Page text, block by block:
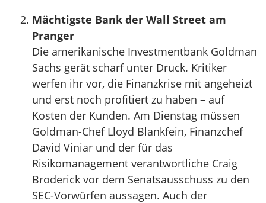
Mächtigste Bank der Wall Street am
Pranger
Die amerikanische Investmentbank Goldman
Sachs gerät scharf unter Druck. Kritiker
werfen ihr vor, die Finanzkrise mit angeheizt
und erst noch profitiert zu haben – auf
Kosten der Kunden. Am Dienstag müssen
Goldman-Chef Lloyd Blankfein, Finanzchef
David Viniar und der für das
Risikomanagement verantwortliche Craig
Broderick vor dem Senatsausschuss zu den
SEC-Vorwürfen aussagen. Auch der